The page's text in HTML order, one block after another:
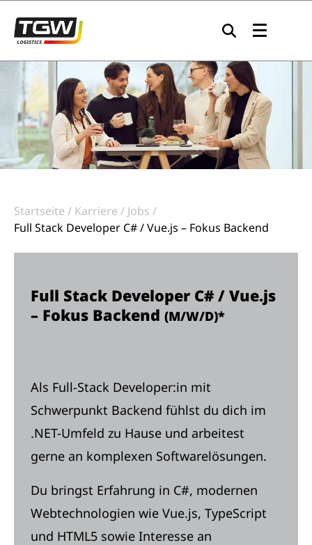
Startseite Karriere
Jobs
Full Stack Developer C# / Vue.js – Fokus Backend
Full Stack Developer C# / Vue.js
– Fokus Backend (M/W/D)*
Als Full-Stack Developer:in mit
Schwerpunkt Backend fühlst du dich im
.NET-Umfeld zu Hause und arbeitest
gerne an komplexen Softwarelösungen.
Du bringst Erfahrung in C#, modernen
Webtechnologien wie Vue.js, TypeScript
und HTML5 sowie Interesse an